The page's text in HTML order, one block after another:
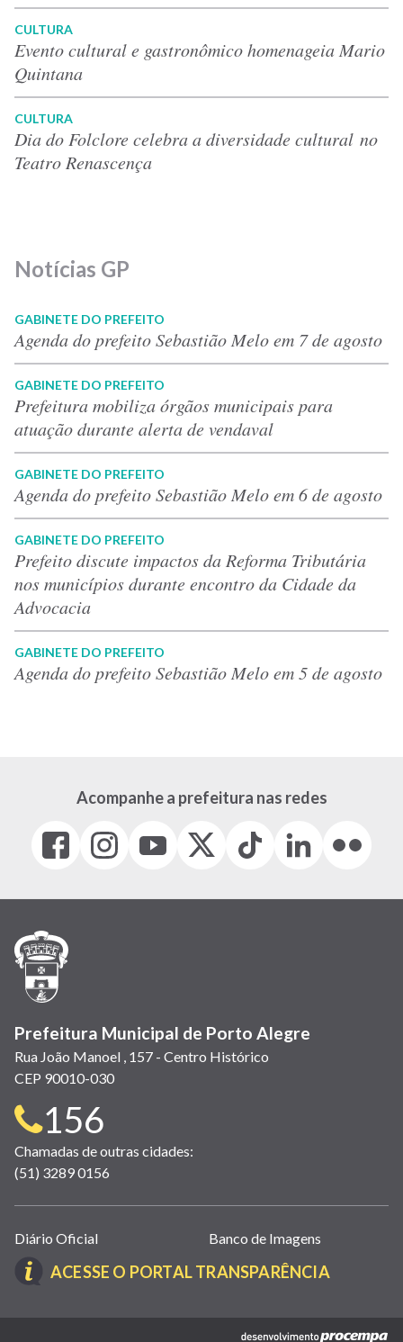
CULTURA
Evento cultural e gastronômico homenageia Mario
Quintana
CULTURA
Dia do Folclore celebra a diversidade cultural no
Teatro Renascença
Notícias GP
GABINETE DO PREFEITO
Agenda do prefeito Sebastião Melo em 7 de agosto
GABINETE DO PREFEITO
Prefeitura mobiliza órgãos municipais para
atuação durante alerta de vendaval
GABINETE DO PREFEITO
Agenda do prefeito Sebastião Melo em 6 de agosto
GABINETE DO PREFEITO
Prefeito discute impactos da Reforma Tributária
nos municípios durante encontro da Cidade da
Advocacia
GABINETE DO PREFEITO
Agenda do prefeito Sebastião Melo em 5 de agosto
Acompanhe a prefeitura nas redes
Facebook
(link
em
janela)
Instagram
(link
em
(link
em
(Antigo
(link
Tiktok
(link
em
LinkedIn
(link
em
(link
em
Prefeitura Municipal de Porto Alegre
Rua João Manoel , 157 - Centro Histórico
CEP 90010-030
Telefone
para
contato:
156
Chamadas de outras cidades:
(51) 3289 0156
Links
úteis
(abrem
nova
Diário Oficial Banco de Imagens
ACESSE O PORTAL TRANSPARÊNCIA(LINK
EM